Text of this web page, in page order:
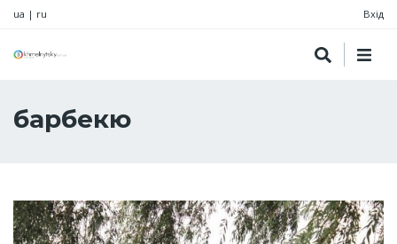
ua | ru Вхід
барбекю